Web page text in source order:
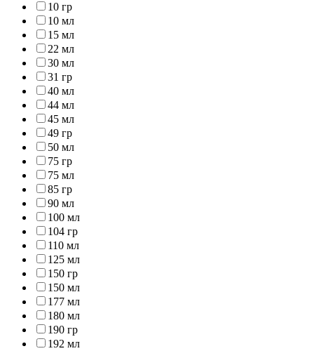
10 гр
10 мл
15 мл
22 мл
30 мл
31 гр
40 мл
44 мл
45 мл
49 гр
50 мл
75 гр
75 мл
85 гр
90 мл
100 мл
104 гр
110 мл
125 мл
150 гр
150 мл
177 мл
180 мл
190 гр
192 мл